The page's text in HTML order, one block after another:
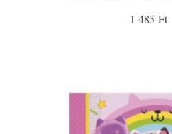
1 485 Ft